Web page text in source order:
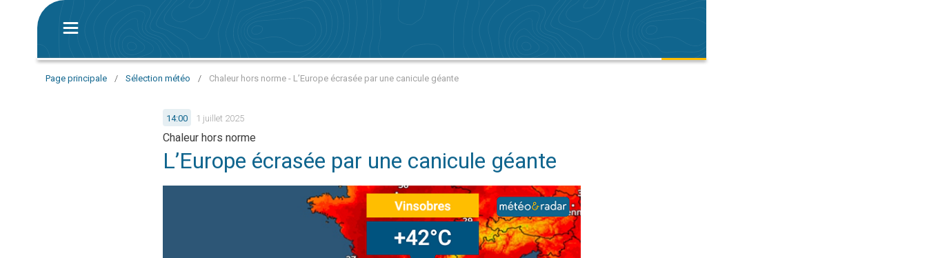
Page principale / Sélection météo / Chaleur hors norme - L’Europe écrasée par une canicule géante
14:00 1 juillet 2025
Chaleur hors norme
L’Europe écrasée par une canicule géante